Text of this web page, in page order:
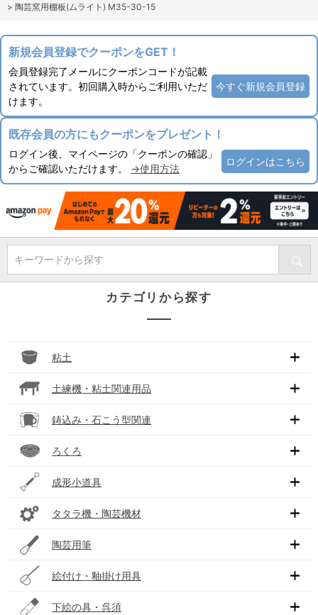
> 陶芸窯用棚板(ムライト) M35-30-15
新規会員登録でクーポンをGET！
会員登録完了メールにクーポンコードが記載
されています。初回購入時からご利用いただ
けます。
今すぐ新規会員登録
既存会員の方にもクーポンをプレゼント！
ログイン後、マイページの「クーポンの確認」
からご確認いただけます。 →使用方法
ログインはこちら
キーワードから探す
カテゴリから探す
粘土
土練機・粘土関連用品
鋳込み・石こう型関連
ろくろ
成形小道具
タタラ機・陶芸機材
陶芸用筆
絵付け・釉掛け用具
下絵の具・呉須